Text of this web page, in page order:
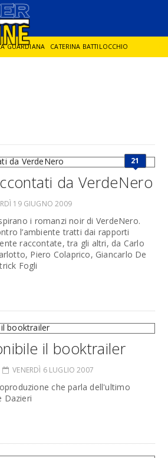
GUARDIANA CATERINA BATTILOCCHIO
21
da VerdeNero
19 GIUGNO 2009
i romanzi noir di VerdeNero.
l’ambiente tratti dai rapporti
raccontate, tra gli altri, da Carlo
Piero Colaprico, Giancarlo De
Fogli
il booktrailer
VENERDÌ 6 LUGLIO 2007
che parla dell'ultimo
Dazieri